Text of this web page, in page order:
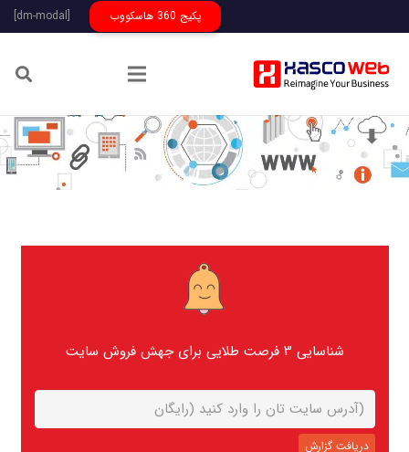
پکیج 360 هاسکووب [dm-modal]
شناسایی ۳ فرصت طلایی برای جهش فروش سایت